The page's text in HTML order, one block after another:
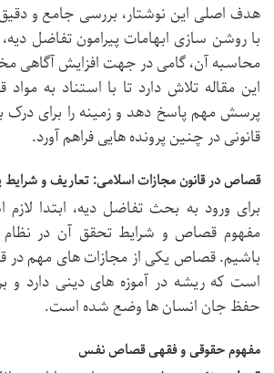
هدف اصلی این نوشتار، بررسی جامع و
با روشن سازی ابهامات پیرامون تفاضل
محاسبه آن، گامی در جهت افزایش آگاهی
این مقاله تلاش دارد تا با استناد به مواد
پرسش مهم پاسخ دهد و زمینه را برای درک
قانونی در چنین پرونده هایی فراهم آورد.
قصاص در قانون مجازات اسلامی: تعاریف و شرایط
برای ورود به بحث تفاضل دیه، ابتدا
مفهوم قصاص و شرایط تحقق آن در نظام
باشیم. قصاص یکی از مجازات های مهم در
است که ریشه در آموزه های دینی دارد و
حفظ جان انسان ها وضع شده است.
مفهوم حقوقی و فقهی قصاص نفس